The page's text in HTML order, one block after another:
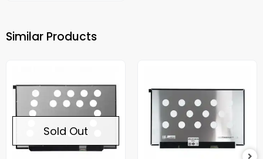
Similar Products
Sold Out